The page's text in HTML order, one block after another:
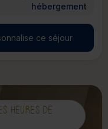
hébergement
ce séjour
HEURES DE